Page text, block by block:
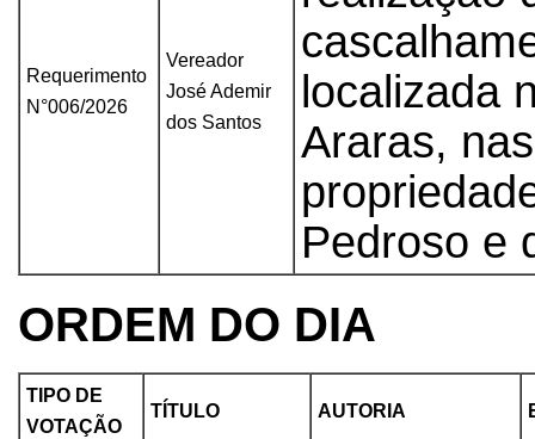
Requerimento
N°006/2026
Vereador
José Ademir
dos Santos
localizada
Araras,
Pedroso e
ORDEM DO DIA
TIPO DE
VOTAÇÃO
TÍTULO AUTORIA